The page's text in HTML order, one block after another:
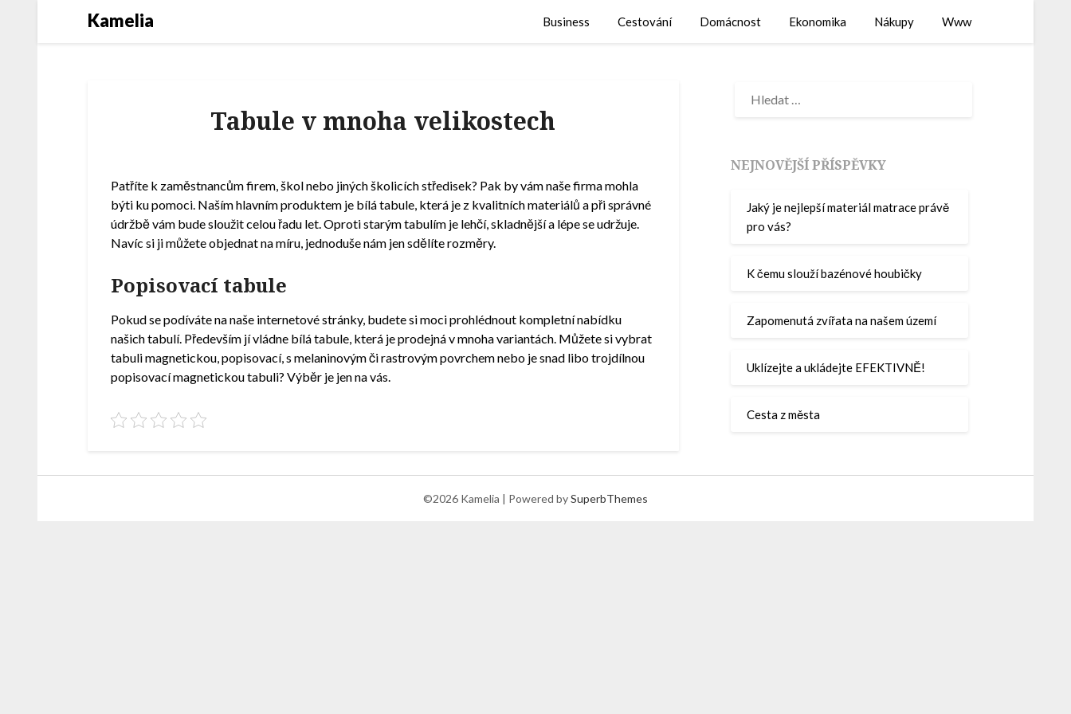
Kamelia Business Cestování Domácnost Ekonomika Nákupy Www
Tabule v mnoha velikostech
Patříte k zaměstnancům firem, škol nebo jiných školicích středisek? Pak by vám naše firma mohla
býti ku pomoci. Naším hlavním produktem je bílá tabule , která je z kvalitních materiálů a při správné
údržbě vám bude sloužit celou řadu let. Oproti starým tabulím je lehčí, skladnější a lépe se udržuje.
Navíc si ji můžete objednat na míru, jednoduše nám jen sdělíte rozměry.
Popisovací tabule
Pokud se podíváte na naše internetové stránky, budete si moci prohlédnout kompletní nabídku
našich tabulí. Především jí vládne bílá tabule, která je prodejná v mnoha variantách. Můžete si vybrat
tabuli magnetickou, popisovací, s melaninovým či rastrovým povrchem nebo je snad libo trojdílnou
popisovací magnetickou tabuli? Výběr je jen na vás.
NEJNOVĚJŠÍ PŘÍSPĚVKY
Jaký je nejlepší materiál matrace právě
pro vás?
K čemu slouží bazénové houbičky
Zapomenutá zvířata na našem území
Uklízejte a ukládejte EFEKTIVNĚ!
Cesta z města
©2026 Kamelia | Powered bySuperbThemes